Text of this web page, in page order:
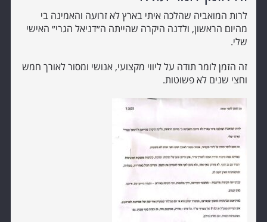
לרות המואביה שהלכה איתי בארץ לא זרועה והאמינה בי
מהיום הראשון, ולדנה היקרה שהייתה ה״דניאל הגרי״ האישי
שלי.
זה הזמן לומר תודה על ליווי מקצועי, אנושי ומסור לאורך חמש
וחצי שנים לא פשוטות.